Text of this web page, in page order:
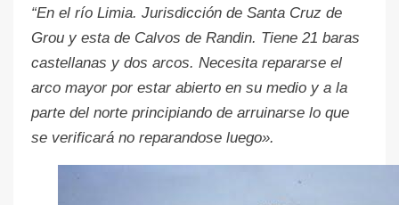
“En el río Limia. Jurisdicción de Santa Cruz de
Grou y esta de Calvos de Randin. Tiene 21 baras
castellanas y dos arcos. Necesita repararse el
arco mayor por estar abierto en su medio y a la
parte del norte principiando de arruinarse lo que
se verificará no reparandose luego».